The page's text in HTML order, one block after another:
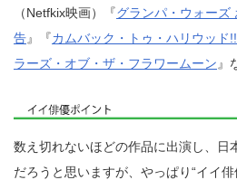
（Netfkix映画）『グランパ・ウォーズ
告』『カムバック・トゥ・ハリウッド!!
ラーズ・オブ・ザ・フラワームーン 』
数え切れないほどの作品に出演し、日
だろうと思いますが、やっぱり“イイ